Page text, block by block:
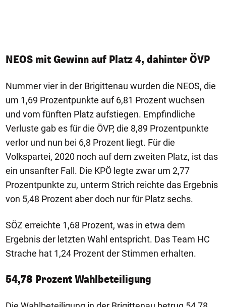
NEOS mit Gewinn auf Platz 4, dahinter ÖVP
Nummer vier in der Brigittenau wurden die NEOS, die
um 1,69 Prozentpunkte auf 6,81 Prozent wuchsen
und vom fünften Platz aufstiegen. Empfindliche
Verluste gab es für die ÖVP, die 8,89 Prozentpunkte
verlor und nun bei 6,8 Prozent liegt. Für die
Volkspartei, 2020 noch auf dem zweiten Platz, ist das
ein unsanfter Fall. Die KPÖ legte zwar um 2,77
Prozentpunkte zu, unterm Strich reichte das Ergebnis
von 5,48 Prozent aber doch nur für Platz sechs.
SÖZ erreichte 1,68 Prozent, was in etwa dem
Ergebnis der letzten Wahl entspricht. Das Team HC
Strache hat 1,24 Prozent der Stimmen erhalten.
54,78 Prozent Wahlbeteiligung